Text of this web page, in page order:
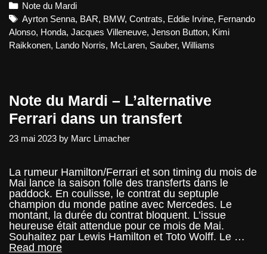
Le
rachat
de
contrat
fantasme
Categories
Note du Mardi
Tags
Ayrton Senna, BAR, BMW,Contrats, Eddie Irvine, Fernando
Alonso, Honda, Jacques Villeneuve, Jenson Button, Kimi
Raikkonen, Lando Norris, McLaren, Sauber, Williams
Note du Mardi – L’alternative
Ferrari dans un transfert
23 mai 2023 by Marc Limacher
La rumeur Hamilton/Ferrari et son timing du mois de
Mai lance la saison folle des transferts dans le
paddock. En coulisse, le contrat du septuple
champion du monde patine avec Mercedes. Le
montant, la durée du contrat bloquent. L’issue
heureuse était attendue pour ce mois de Mai.
Souhaitez par Lewis Hamilton et Toto Wolff. Le …
Read moreNote